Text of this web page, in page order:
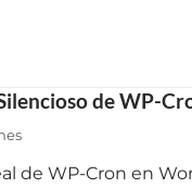
de WP-
de WP-Cron en